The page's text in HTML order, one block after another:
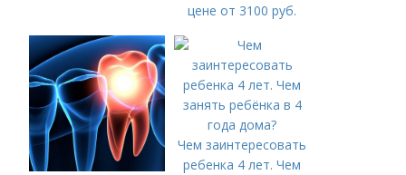
цене от 3100 руб.
цена
Чем заинтересовать
ребенка 4 лет. Чем